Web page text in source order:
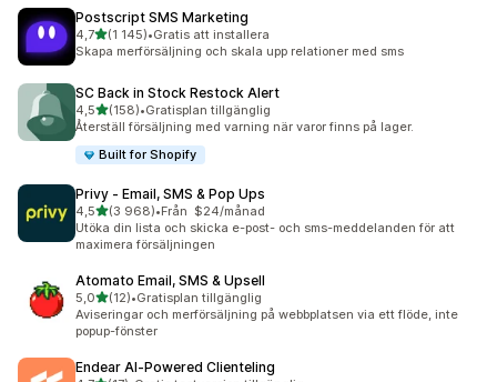
Postscript SMS Marketing
4,7av 5 stjärnor
(1 145)
1145 recensioner totalt
•Gratis att installera
Skapa merförsäljning och skala upp relationer med sms
SC Back in Stock Restock Alert
4,5av 5 stjärnor
(158)
158 recensioner totalt
•Gratisplan tillgänglig
Återställ försäljning med varning när varor finns på lager.
Built for Shopify
Privy ‑ Email, SMS & Pop Ups
4,5av 5 stjärnor
(3 968)
3968 recensioner totalt
•Från $24/månad
Utöka din lista och skicka e-post- och sms-meddelanden för att
maximera försäljningen
Atomato Email, SMS & Upsell
5,0av 5 stjärnor
(12)
12 recensioner totalt
•Gratisplan tillgänglig
Aviseringar och merförsäljning på webbplatsen via ett flöde, inte
popup-fönster
Endear AI‑Powered Clienteling